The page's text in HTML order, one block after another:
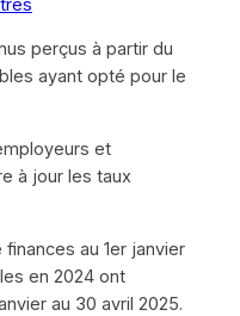
perçus à partir du
ayant opté pour le
et
à jour les taux
finances au 1er janvier
en 2024 ont
au 30 avril 2025.